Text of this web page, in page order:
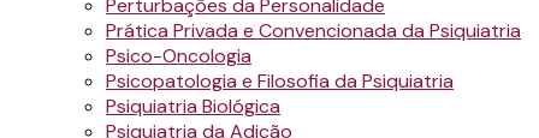
Perturbações da Personalidade
Prática Privada e Convencionada da Psiquiatria
Psico-Oncologia
Psicopatologia e Filosofia da Psiquiatria
Psiquiatria Biológica
Psiquiatria da Adição